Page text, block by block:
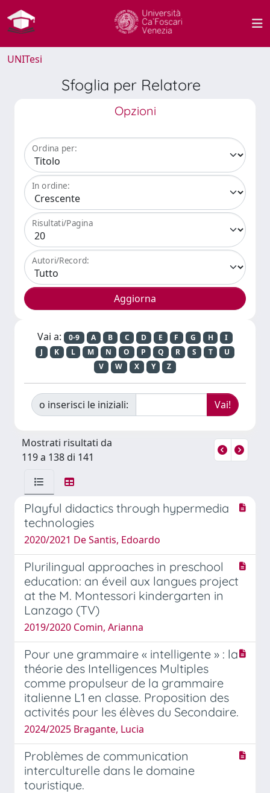
UNITesi
Sfoglia per Relatore
Opzioni
Ordina per:
In ordine:
Risultati/Pagina
Autori/Record:
Vai a: 0-9 A B C D E F G H
I
J
K L M N O P Q R S T
U
V
W X Y Z
o inserisci le iniziali:
Mostrati risultati da
119 a 138 di 141
Playful didactics through hypermedia
technologies
2020/2021 De Santis, Edoardo
Plurilingual approaches in preschool
education: an éveil aux langues project
at the M. Montessori kindergarten in
Lanzago (TV)
2019/2020 Comin, Arianna
Pour une grammaire « intelligente » : la
théorie des Intelligences Multiples
comme propulseur de la grammaire
italienne L1 en classe. Proposition des
activités pour les élèves du Secondaire.
2024/2025 Bragante, Lucia
Problèmes de communication
interculturelle dans le domaine
touristique.